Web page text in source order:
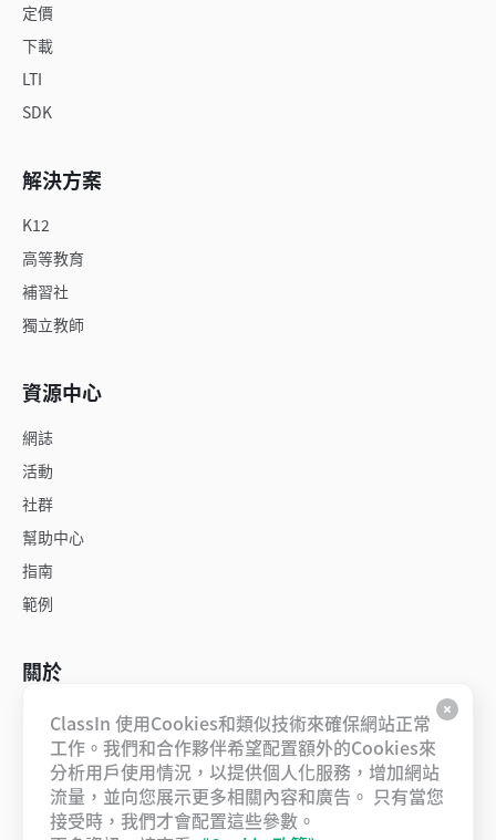
ClassIn 使用Cookies和類似技術來確保網站正常
工作。我們和合作夥伴希望配置額外的Cookies來
分析用戶使用情況，以提供個人化服務，增加網站
流量，並向您展示更多相關內容和廣告。 只有當您
接受時，我們才會配置這些參數。
定價
下載
LTI
SDK
解決方案
K12
高等教育
補習社
獨立教師
資源中心
網誌
活動
社群
幫助中心
指南
範例
關於
關於我們
工作機會
聯絡我們
合作夥伴